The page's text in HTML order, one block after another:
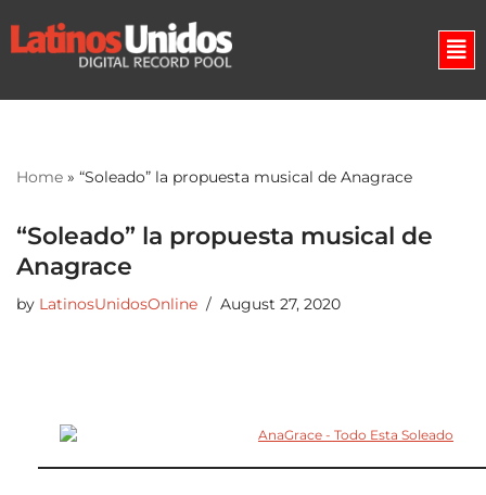
Skip
Home » “Soleado” la propuesta musical de Anagrace
“Soleado” la propuesta musical de
Anagrace
by LatinosUnidosOnline August 27, 2020